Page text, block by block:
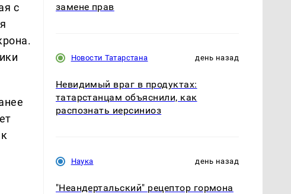
с
замене прав
Новости Татарстана день назад
Невидимый враг в продуктах:
татарстанцам объяснили, как
распознать иерсиниоз
Наука день назад
"Неандертальский" рецептор гормона